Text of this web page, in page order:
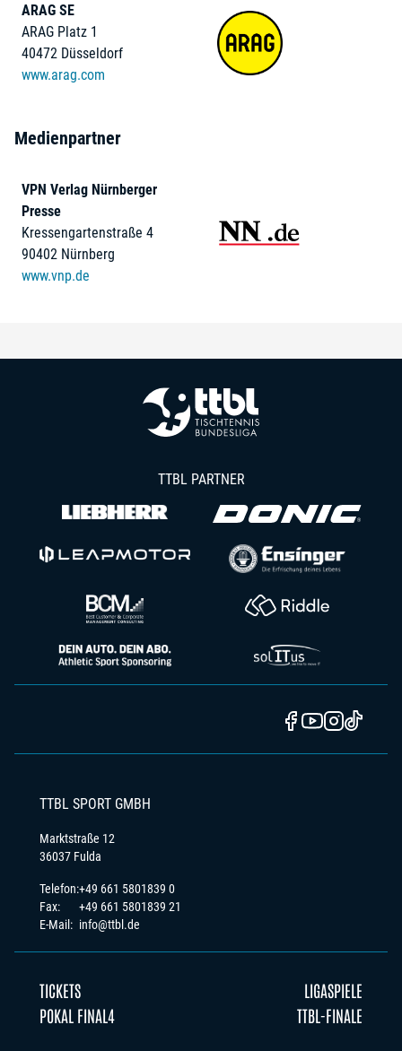
ARAG SE
ARAG Platz 1
40472 Düsseldorf
www.arag.com
Medienpartner
VPN Verlag Nürnberger
Presse
Kressengartenstraße 4
90402 Nürnberg
www.vnp.de
TTBL PARTNER
TTBL SPORT GMBH
Marktstraße 12
36037 Fulda
Telefon:
Fax:
E-Mail:
+49 661 5801839 0
+49 661 5801839 21
info@ttbl.de
TICKETS
LIGASPIELE
POKAL FINAL4
TTBL-FINALE